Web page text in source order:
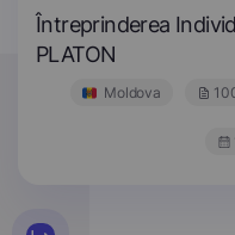
Întreprinderea
PLATON
Moldova